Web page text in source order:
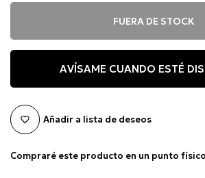
FUERA DE STOCK
AVÍSAME CUANDO ESTÉ
Añadir a lista de deseos
Compraré este producto en un punto físico